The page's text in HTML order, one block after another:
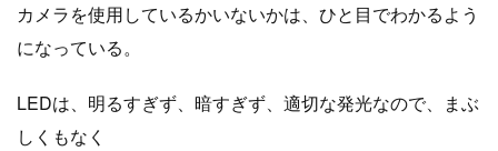
カメラを使用しているかいないかは、ひと目でわかるよう
になっている。
LEDは、明るすぎず、暗すぎず、適切な発光なので、まぶ
しくもなく